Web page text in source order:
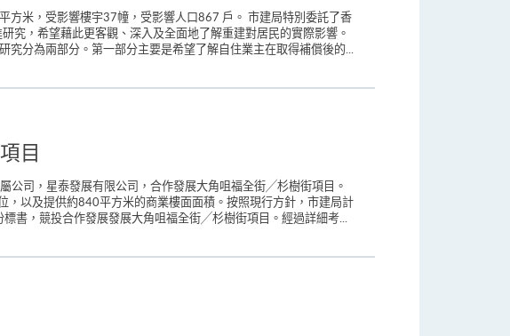
方米，受影響樓宇37幢，受影響人口867 戶。 市建局特別委託了香
究，希望藉此更客觀、深入及全面地了解重建對居民的實際影響。
分為兩部分。第一部分主要是希望了解自住業主在取得補償後的...
目
公司，星泰發展有限公司，合作發展大角咀福全街╱杉樹街項目。
以及提供約840平方米的商業樓面面積。按照現行方針，市建局計
書，競投合作發展發展大角咀福全街╱杉樹街項目。經過詳細考...